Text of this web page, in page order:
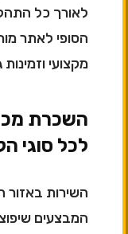
לאורך כל
הסופי לאתר
מקצועי
השכרת
לכל סוגי
השירות באזור
המבצעים